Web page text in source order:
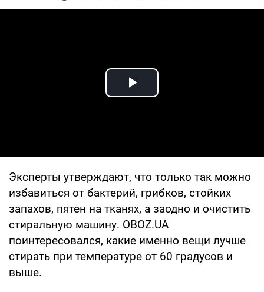
Play Video
Эксперты утверждают, что только так можно
избавиться от бактерий, грибков, стойких
запахов, пятен на тканях, а заодно и очистить
стиральную машину. OBOZ.UA
поинтересовался, какие именно вещи лучше
стирать при температуре от 60 градусов и
выше.